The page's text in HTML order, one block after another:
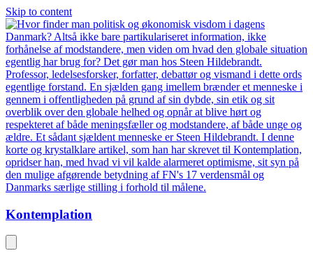
Skip to content
Kontemplation